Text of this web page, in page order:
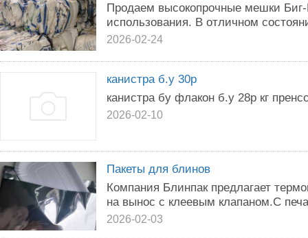
Продаем высокопрочные мешки Биг-
использования. В отличном
2026-02-24
канистра б.у 30р
канистра бу флакон б.у 28р кг
2026-02-10
Пакеты для блинов
Компания Блинпак предлагает
на вынос с клеевым клапаном.С
2026-02-03